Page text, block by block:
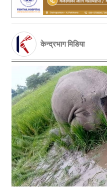
केन्द्रभाग मिडिया